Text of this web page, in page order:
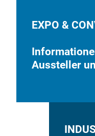
EXPO &
Aussteller